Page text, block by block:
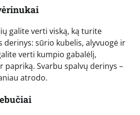
galite verti viską, ką turite
derinys: sūrio kubelis, alyvuogė ir
verti kumpio gabalėlį,
papriką. Svarbu spalvų derinys –
atrodo.